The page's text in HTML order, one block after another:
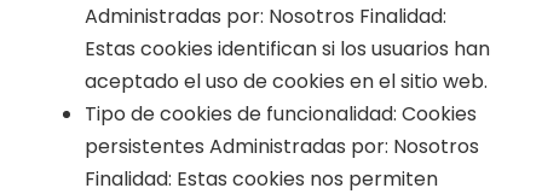
Administradas por: Nosotros Finalidad:
Estas cookies identifican si los usuarios han
aceptado el uso de cookies en el sitio web.
Tipo de cookies de funcionalidad: Cookies
persistentes Administradas por: Nosotros
Finalidad: Estas cookies nos permiten